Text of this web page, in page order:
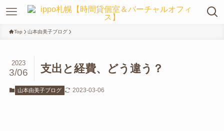
Top 山本由美子ブログ
支出と経費、どう違う？
2023
3/06
山本由美子ブログ 2023-03-06